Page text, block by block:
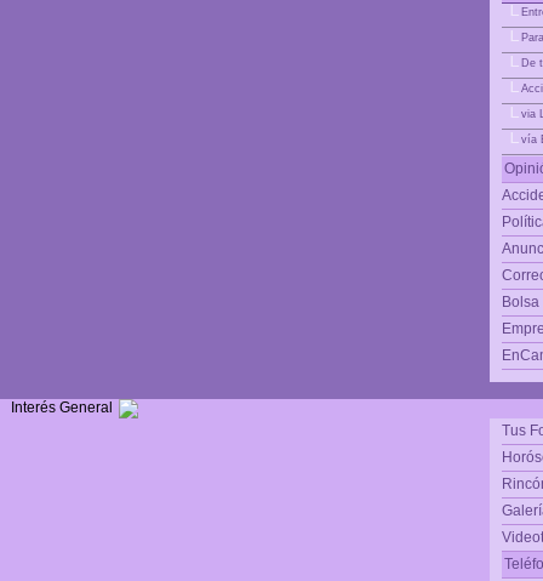
De
via
vía
Interés General
Tus